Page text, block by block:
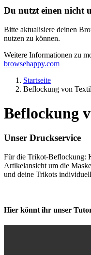
Du nutzt einen nicht
Bitte aktualisiere deinen
nutzen zu können.
Weitere Informationen zu
browsehappy.com
Startseite
Beflockung von
Beflockung
Unser Druckservice
Für die Trikot-Beflockung:
Artikelansicht um die
und deine Trikots
Hier könnt ihr unser